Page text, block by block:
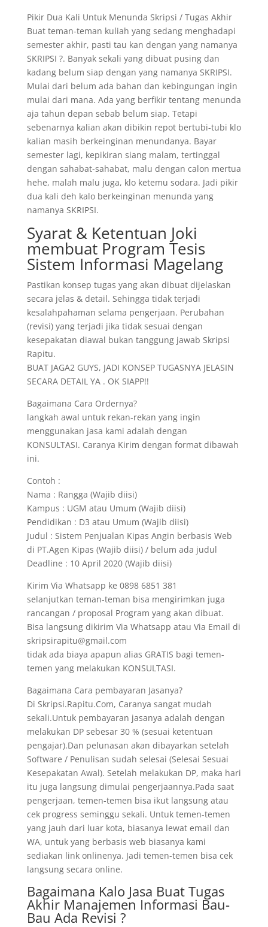
Pikir Dua Kali Untuk Menunda Skripsi / Tugas Akhir
Buat teman-teman kuliah yang sedang menghadapi
semester akhir, pasti tau kan dengan yang namanya
SKRIPSI ?. Banyak sekali yang dibuat pusing dan
kadang belum siap dengan yang namanya SKRIPSI.
Mulai dari belum ada bahan dan kebingungan ingin
mulai dari mana. Ada yang berfikir tentang menunda
aja tahun depan sebab belum siap. Tetapi
sebenarnya kalian akan dibikin repot bertubi-tubi klo
kalian masih berkeinginan menundanya. Bayar
semester lagi, kepikiran siang malam, tertinggal
dengan sahabat-sahabat, malu dengan calon mertua
hehe, malah malu juga, klo ketemu sodara. Jadi pikir
dua kali deh kalo berkeinginan menunda yang
namanya SKRIPSI.
Syarat & Ketentuan Joki
membuat Program Tesis
Sistem Informasi Magelang
Pastikan konsep tugas yang akan dibuat dijelaskan
secara jelas & detail. Sehingga tidak terjadi
kesalahpahaman selama pengerjaan. Perubahan
(revisi) yang terjadi jika tidak sesuai dengan
kesepakatan diawal bukan tanggung jawab Skripsi
Rapitu.
BUAT JAGA2 GUYS, JADI KONSEP TUGASNYA JELASIN
SECARA DETAIL YA . OK SIAPP!!
Bagaimana Cara Ordernya?
langkah awal untuk rekan-rekan yang ingin
menggunakan jasa kami adalah dengan
KONSULTASI. Caranya Kirim dengan format dibawah
ini.
Contoh :
Nama : Rangga (Wajib diisi)
Kampus : UGM atau Umum (Wajib diisi)
Pendidikan : D3 atau Umum (Wajib diisi)
Judul : Sistem Penjualan Kipas Angin berbasis Web
di PT.Agen Kipas (Wajib diisi) / belum ada judul
Deadline : 10 April 2020 (Wajib diisi)
Kirim Via Whatsapp ke 0898 6851 381
selanjutkan teman-teman bisa mengirimkan juga
rancangan / proposal Program yang akan dibuat.
Bisa langsung dikirim Via Whatsapp atau Via Email di
skripsirapitu@gmail.com
tidak ada biaya apapun alias GRATIS bagi temen-
temen yang melakukan KONSULTASI.
Bagaimana Cara pembayaran Jasanya?
Di Skripsi.Rapitu.Com, Caranya sangat mudah
sekali.Untuk pembayaran jasanya adalah dengan
melakukan DP sebesar 30 % (sesuai ketentuan
pengajar).Dan pelunasan akan dibayarkan setelah
Software / Penulisan sudah selesai (Selesai Sesuai
Kesepakatan Awal). Setelah melakukan DP, maka hari
itu juga langsung dimulai pengerjaannya.Pada saat
pengerjaan, temen-temen bisa ikut langsung atau
cek progress seminggu sekali. Untuk temen-temen
yang jauh dari luar kota, biasanya lewat email dan
WA, untuk yang berbasis web biasanya kami
sediakan link onlinenya. Jadi temen-temen bisa cek
langsung secara online.
Bagaimana Kalo Jasa Buat Tugas
Akhir Manajemen Informasi Bau-
Bau Ada Revisi ?